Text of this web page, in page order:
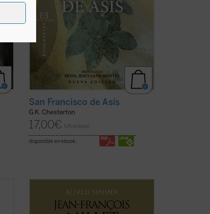
San Francisco de Asís
G.K. Chesterton
17,00€ IVA incluido
disponible en ebook:
Jean François Millet (1814-1875), criado
en la pequeña aldea normanda de
Gruchy, fue un pintor realista centrado